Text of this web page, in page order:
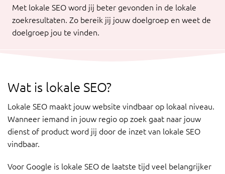
Met lokale SEO word jij beter gevonden in de lokale
zoekresultaten. Zo bereik jij jouw doelgroep en weet de
doelgroep jou te vinden.
Wat is lokale SEO?
Lokale SEO maakt jouw website vindbaar op lokaal niveau.
Wanneer iemand in jouw regio op zoek gaat naar jouw
dienst of product word jij door de inzet van lokale SEO
vindbaar.
Voor Google is lokale SEO de laatste tijd veel belangrijker